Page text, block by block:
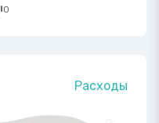
0
Расходы